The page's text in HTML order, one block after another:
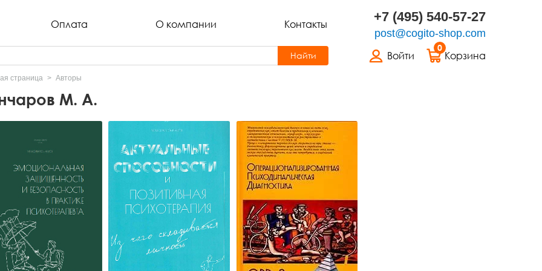
Оплата О компании Контакты +7 (495) 540-57-27
post@cogito-shop.com
Войти
0
Корзина
Найти
страница Авторы
М. А.